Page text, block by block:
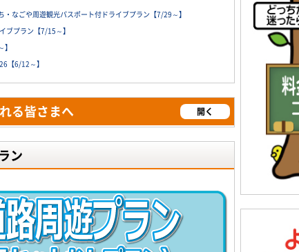
なごや周遊観光パスポート付ドライブプラン【7/29～】
ブプラン【7/15～】
【6/12～】
る皆さまへ 開く
ン